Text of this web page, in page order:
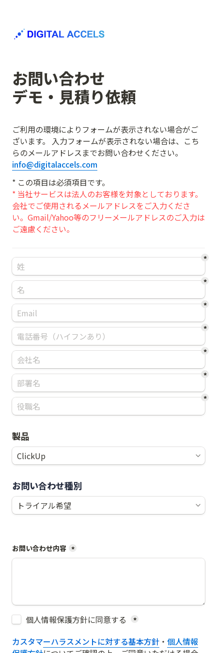
お問い合わせ
デモ・見積り依頼
ご利用の環境によりフォームが表示されない場合がご
ざいます。 入力フォームが表示されない場合は、こち
らのメールアドレスまでお問い合わせください。
info@digitalaccels.com
* 当社サービスは法人のお客様を対象としております。
会社でご使用されるメールアドレスをご入力くださ
い。Gmail/Yahoo等のフリーメールアドレスのご入力は
ご遠慮ください。
*
*
*
*
*
*
*
製品
お問い合わせ種別
お問い合わせ内容 *
Untitled checkboxes field *
カスタマーハラスメントに対する基本方針 ・ 個人情報